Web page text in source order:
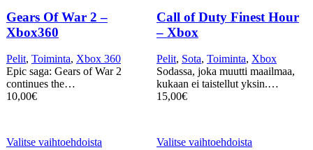
Gears Of War 2 –
Xbox360
Pelit, Toiminta, Xbox 360
Epic saga: Gears of War 2
continues the…
10,00€
Call of Duty Finest Hour
– Xbox
Pelit, Sota, Toiminta, Xbox
Sodassa, joka muutti maailmaa,
kukaan ei taistellut yksin.…
15,00€
Valitse vaihtoehdoista Valitse vaihtoehdoista